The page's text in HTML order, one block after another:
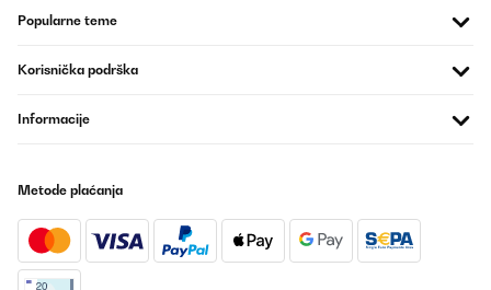
Kitchenaid aus Gußeisen ist, ist sie sehr leicht. Durch die
bekommt man ein gut funktionierendes Teil.
02/10/2025
Ich war wirklich skeptisch und habe lange gezögert, dieses Gerät
zu kaufen - aber ich bin positiv überrascht und kann die
Popularne teme
Korisnička podrška
Informacije
Metode plaćanja